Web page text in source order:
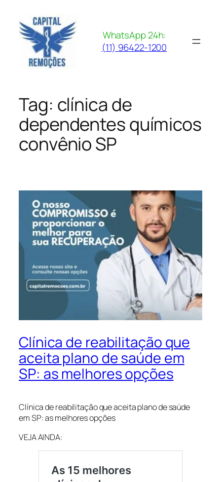
para
conteúdo
WhatsApp 24h:
(11) 96422-1200
Tag: clínica de
dependentes químicos
convênio SP
Clínica de reabilitação que
aceita plano de saúde em
SP: as melhores opções
Clínica de reabilitação que aceita plano de saúde
em SP: as melhores opções
VEJA AINDA: